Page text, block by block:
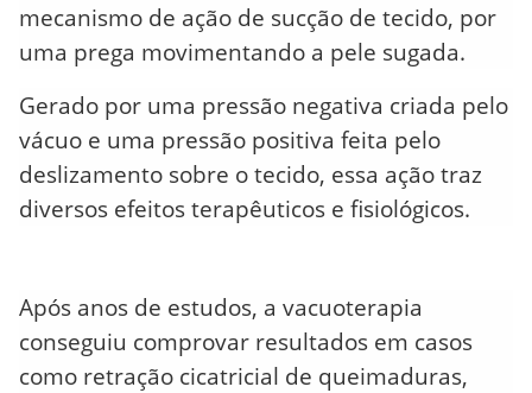
mecanismo de ação de sucção de tecido, por
uma prega movimentando a pele sugada.
Gerado por uma pressão negativa criada pelo
vácuo e uma pressão positiva feita pelo
deslizamento sobre o tecido, essa ação traz
diversos efeitos terapêuticos e fisiológicos.
Após anos de estudos, a vacuoterapia
conseguiu comprovar resultados em casos
como retração cicatricial de queimaduras,